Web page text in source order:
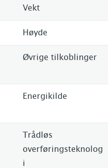
Vekt
Høyde
Øvrige tilkoblinger
Energikilde
Trådløs
overføringsteknolog
i